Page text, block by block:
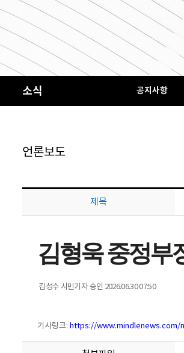
소식 공지사항
언론보도
제목
김형욱 중정부
김성수 시민기자승인 2026.06.30 07:50
기사링크: https://www.mindlenews.com/